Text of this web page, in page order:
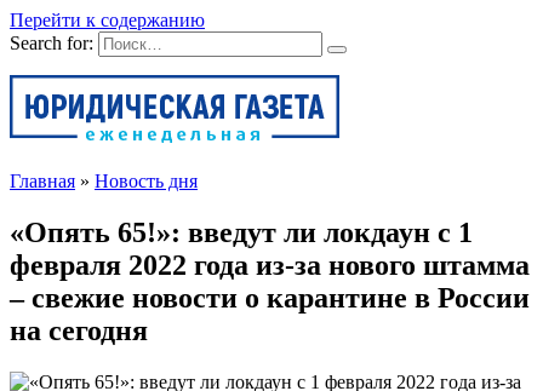
Перейти к содержанию
Search for:
Главная » Новость дня
«Опять 65!»: введут ли локдаун с 1
февраля 2022 года из-за нового штамма
– свежие новости о карантине в России
на сегодня